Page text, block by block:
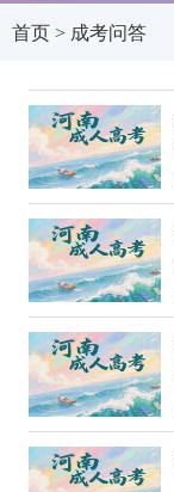
首页> 成考问答